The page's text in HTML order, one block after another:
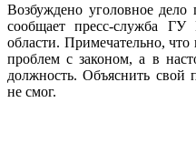
Возбуждено уголовное
сообщает пресс-служба
области. Примечательно,
проблем с законом, а в
должность. Объяснить свой
не смог.